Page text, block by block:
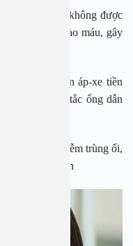
tại hệ niệu không được
khuẩn dễ đi vào máu, gây
diễn tiến đến áp-xe tiền
tinh,… làm bít tắc ống dẫn
cơ gây nhiễm trùng ối,
sớm, sinh non